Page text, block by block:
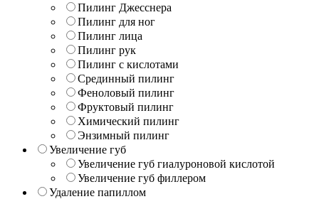
Пилинг Джесснера
Пилинг для ног
Пилинг лица
Пилинг рук
Пилинг с кислотами
Срединный пилинг
Феноловый пилинг
Фруктовый пилинг
Химический пилинг
Энзимный пилинг
Увеличение губ
Увеличение губ гиалуроновой кислотой
Увеличение губ филлером
Удаление папиллом